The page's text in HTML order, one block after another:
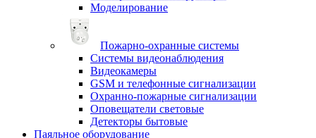
Моделирование
Пожарно-охранные системы
Системы видеонаблюдения
Видеокамеры
GSM и телефонные сигнализации
Охранно-пожарные сигнализации
Оповещатели световые
Детекторы бытовые
Паяльное оборудование